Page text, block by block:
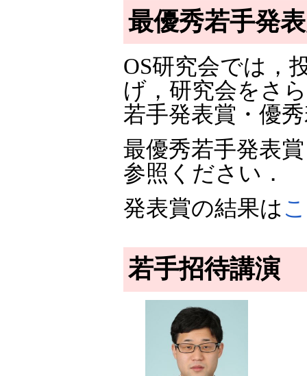
最優秀若手発
OS研究会では，
げ，研究会をさ
若手発表賞・優
最優秀若手発表
参照ください．
発表賞の結果は
若手招待講演